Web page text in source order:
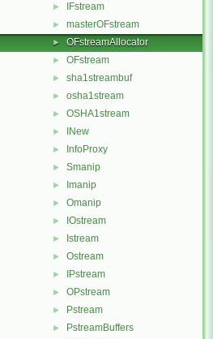
► IFstream
► masterOFstream
► OFstreamAllocator
► OFstream
► sha1streambuf
► osha1stream
► OSHA1stream
► INew
► InfoProxy
► Smanip
► Imanip
► Omanip
► IOstream
► Istream
► Ostream
► IPstream
► OPstream
► Pstream
► PstreamBuffers